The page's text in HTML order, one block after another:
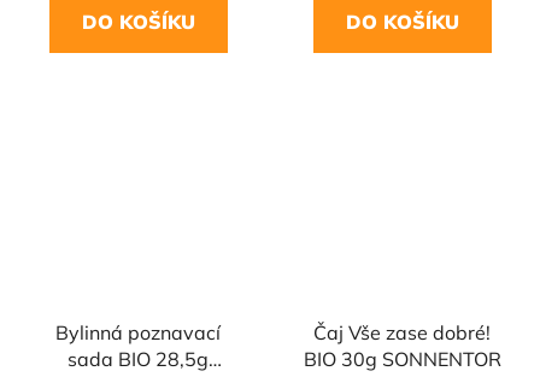
DO KOŠÍKU DO KOŠÍKU
Bylinná poznavací
sada BIO 28,5g
Čaj Vše zase dobré!
BIO 30g SONNENTOR